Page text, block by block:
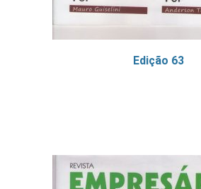
Edição 63